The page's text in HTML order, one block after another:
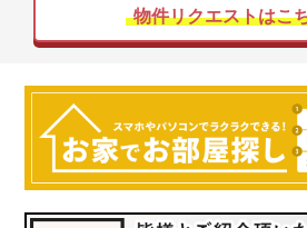
物件リクエストはこ